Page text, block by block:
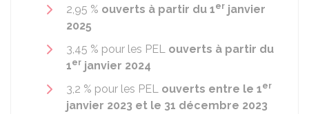
2,95 % ouverts à partir du 1er janvier
2025
3,45 % pour les PEL ouverts à partir du
1er janvier 2024
3,2 % pour les PEL ouverts entre le 1er
janvier 2023 et le 31 décembre 2023